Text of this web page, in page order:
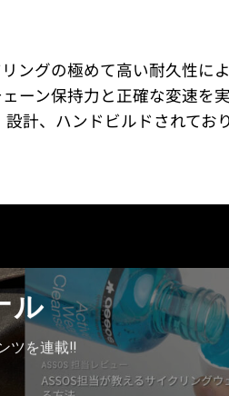
ングの極めて高い耐久性に
ーン保持力と正確な変速を
、ハンドビルドされており
ル
ツを連載!!